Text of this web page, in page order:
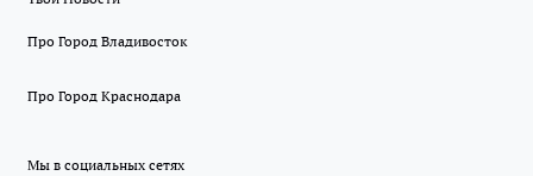
Про Город Владивосток
Про Город Краснодара
Мы в социальных сетях